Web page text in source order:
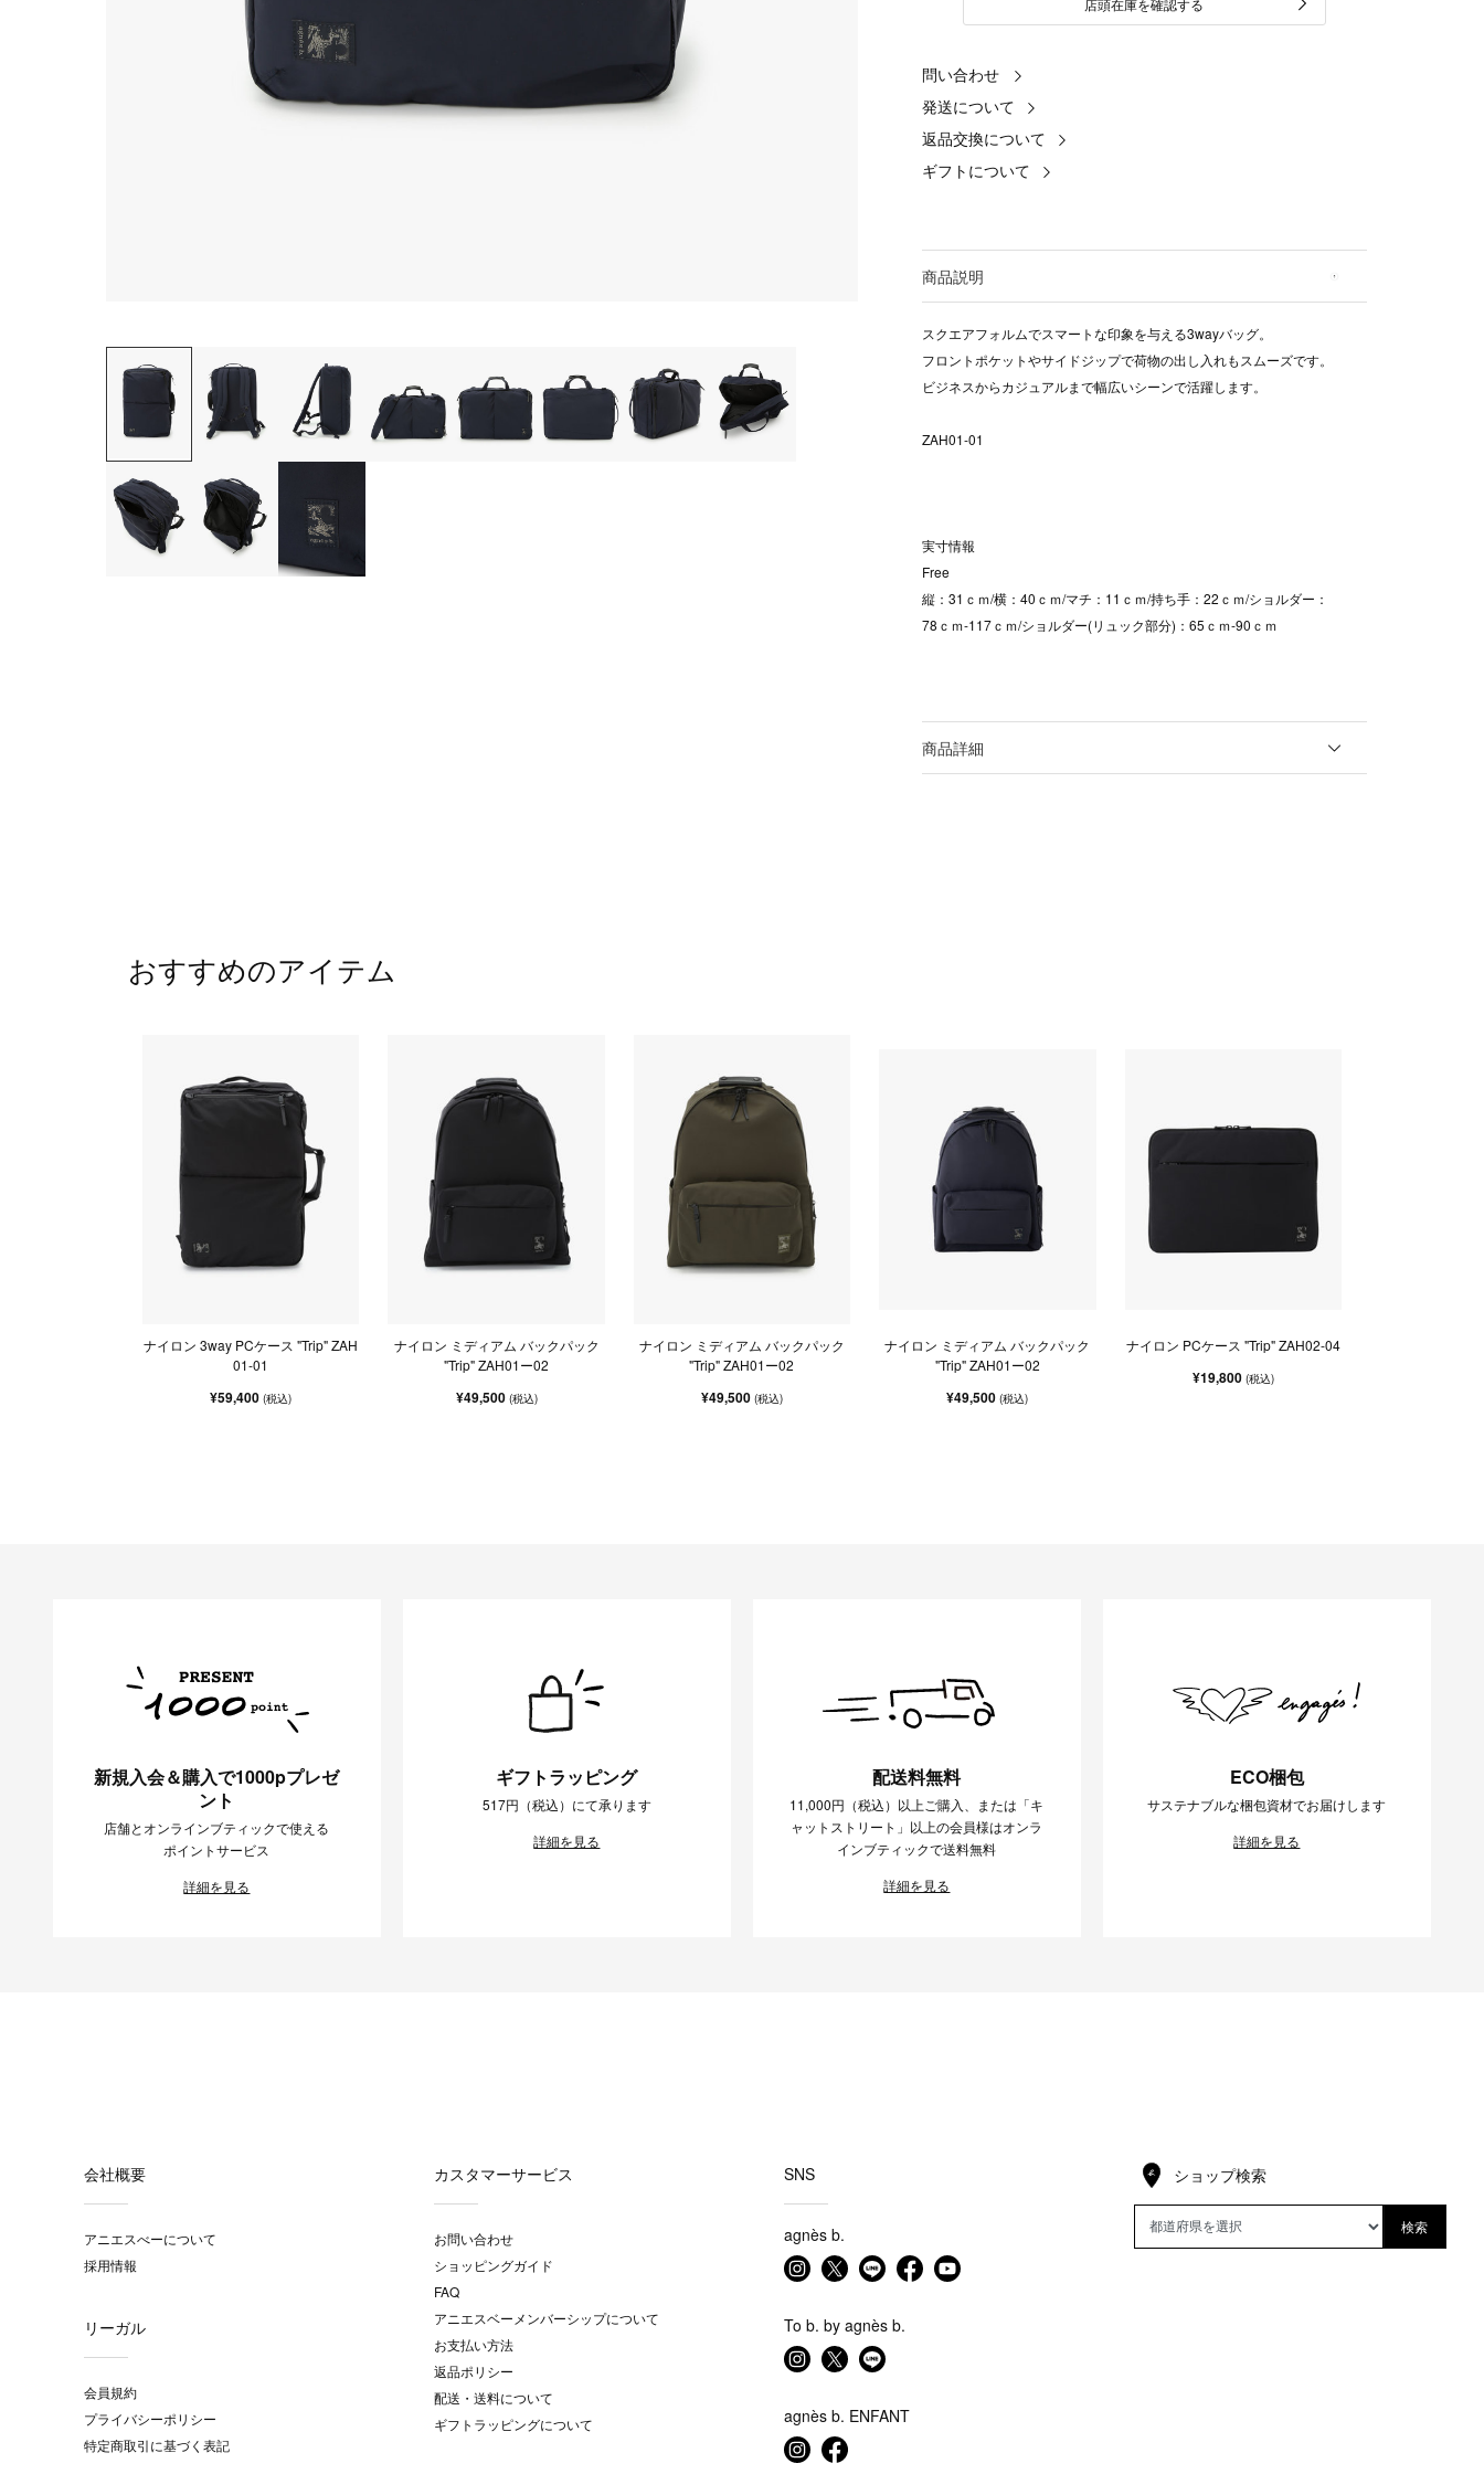
店頭在庫を確認する
問い合わせ
発送について
返品交換について
ギフトについて
商品説明
スクエアフォルムでスマートな印象を与える3wayバッグ。
フロントポケットやサイドジップで荷物の出し入れもスムーズです。
ビジネスからカジュアルまで幅広いシーンで活躍します。
ZAH01-01
実寸情報
Free
縦：31ｃｍ/横：40ｃｍ/マチ：11ｃｍ/持ち手：22ｃｍ/ショルダー：
78ｃｍ-117ｃｍ/ショルダー(リュック部分)：65ｃｍ-90ｃｍ
商品詳細
おすすめのアイテム
ナイロン 3way PCケース "Trip" ZAH
01-01
¥59,400(税込)
ナイロン ミディアム バックパック
"Trip" ZAH01ー02
¥49,500 (税込)
ナイロン ミディアム バックパック
"Trip" ZAH01ー02
¥49,500 (税込)
ナイロン ミディアム バックパック
"Trip" ZAH01ー02
¥49,500(税込)
ナイロン PCケース "Trip" ZAH02-04
¥19,800 (税込)
新規入会＆購入で1000pプレゼ
ント
店舗とオンラインブティックで使える
ポイントサービス
詳細を見る
ギフトラッピング
517円（税込）にて承ります
詳細を見る
配送料無料
11,000円（税込）以上ご購入、または「キ
ャットストリート」以上の会員様はオンラ
インブティックで送料無料
詳細を見る
ECO梱包
サステナブルな梱包資材でお届けします
詳細を見る
会社概要
アニエスべーについて
採用情報
リーガル
会員規約
プライバシーポリシー
特定商取引に基づく表記
カスタマーサービス
お問い合わせ
ショッピングガイド
FAQ
アニエスベーメンバーシップについて
お支払い方法
返品ポリシー
配送・送料について
ギフトラッピングについて
SNS
agnès b.
To b. by agnès b.
agnès b. ENFANT
ショップ検索
検索